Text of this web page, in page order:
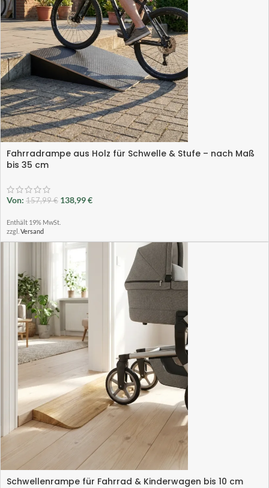
Fahrradrampe aus Holz für Schwelle & Stufe – nach Maß
bis 35 cm
Von: 157,99€ 138,99€
Enthält 19% MwSt.
zzgl. Versand
Schwellenrampe für Fahrrad & Kinderwagen bis 10 cm